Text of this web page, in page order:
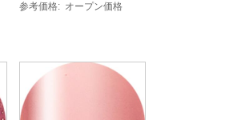
参考価格 オープン価格